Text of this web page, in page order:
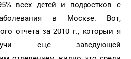
всех детей и подростков с
в Москве. Вот,
отчета за 2010 г., который я
еще заведующей